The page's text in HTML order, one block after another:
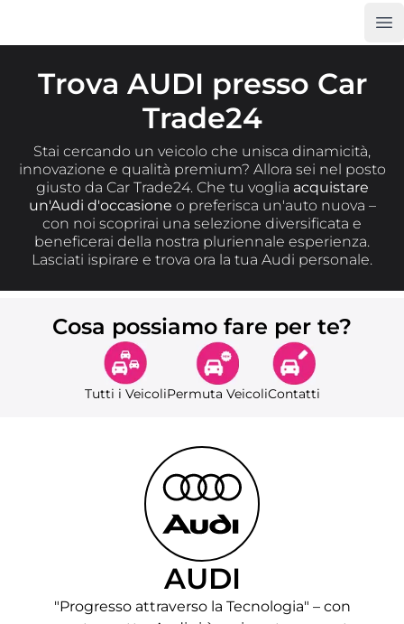
Trova AUDI presso Car
Trade24
Stai cercando un veicolo che unisca dinamicità,
innovazione e qualità premium? Allora sei nel posto
giusto da Car Trade24. Che tu voglia acquistare
un'Audi d'occasione o preferisca un'auto nuova –
con noi scoprirai una selezione diversificata e
beneficerai della nostra pluriennale esperienza.
Lasciati ispirare e trova ora la tua Audi personale.
Cosa possiamo fare per te?
Tutti i VeicoliPermuta VeicoliContatti
AUDI
"Progresso attraverso la Tecnologia" – con